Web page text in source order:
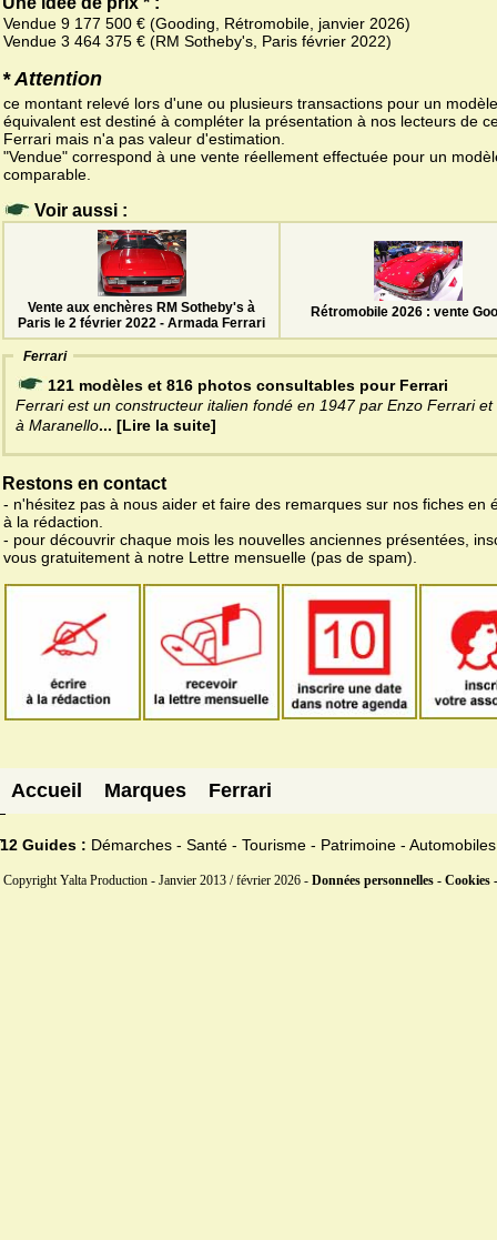
Vendue 9 177 500 € (Gooding, Rétromobile, janvier 2026)
Vendue 3 464 375 € (RM Sotheby's, Paris février 2022)
* Attention
ce montant relevé lors d'une ou plusieurs transactions pour un modèle
équivalent est destiné à compléter la présentation à nos lecteurs de
Ferrari mais n'a pas valeur d'estimation.
"Vendue" correspond à une vente réellement effectuée pour un
comparable.
Voir aussi :
Vente aux enchères RM Sotheby's à
Paris le 2 février 2022 - Armada Ferrari
Rétromobile 2026 : vente
Ferrari
121 modèles et 816 photos consultables pour Ferrari
Ferrari est un constructeur italien fondé en 1947 par Enzo Ferrari et
à Maranello... [Lire la suite]
Restons en contact
- n'hésitez pas à nous aider et faire des remarques sur nos fiches en
à la rédaction.
- pour découvrir chaque mois les nouvelles anciennes présentées,
vous gratuitement à notre Lettre mensuelle (pas de spam).
Accueil Marques Ferrari
12 Guides : Démarches - Santé - Tourisme - Patrimoine - Automobiles
Copyright Yalta Production - Janvier 2013 / février 2026 - Données personnelles - Cookies